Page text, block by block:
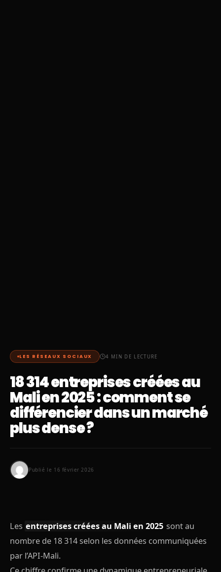
LES RÉSEAUX SOCIAUX 4 MIN DE LECTURE
18 314 entreprises créées au
Mali en 2025 : comment se
différencier dans un marché
plus dense ?
Publié le 16 février 2026
Les entreprises créées au Mali en 2025 sont au
nombre de 18 314 selon les données communiquées
par l’API-Mali.